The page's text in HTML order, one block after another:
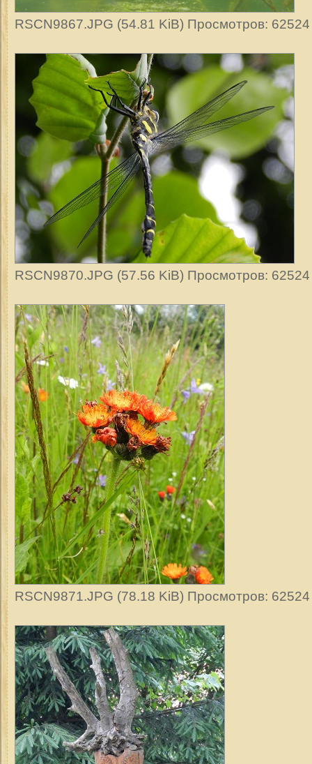
RSCN9867.JPG (54.81 KiB) Просмотров: 62524
RSCN9870.JPG (57.56 KiB) Просмотров: 62524
RSCN9871.JPG (78.18 KiB) Просмотров: 62524